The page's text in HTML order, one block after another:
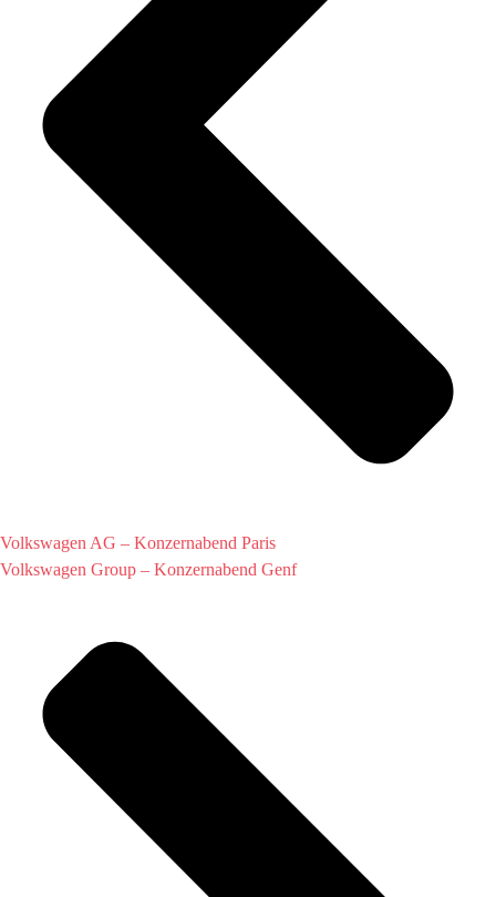
Volkswagen AG – Konzernabend Paris
Volkswagen Group – Konzernabend Genf